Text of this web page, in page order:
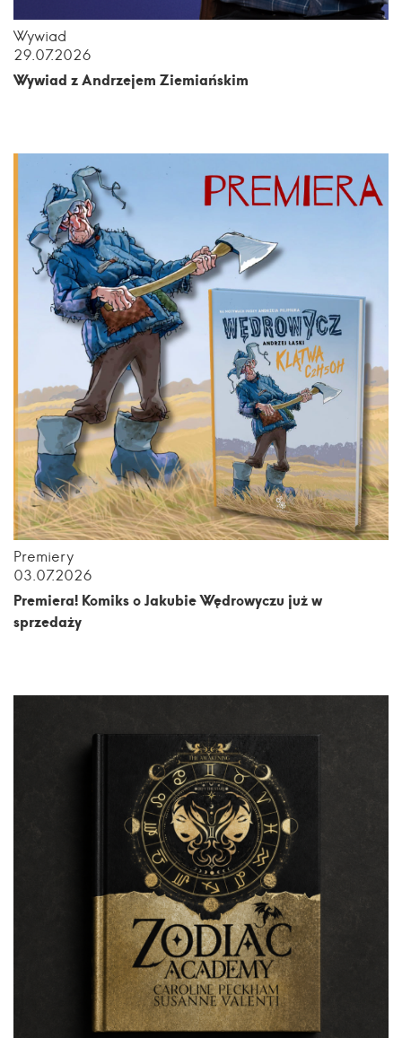
Wywiad
29.07.2026
Wywiad z Andrzejem Ziemiańskim
Premiery
03.07.2026
Premiera! Komiks o Jakubie Wędrowyczu już w
sprzedaży